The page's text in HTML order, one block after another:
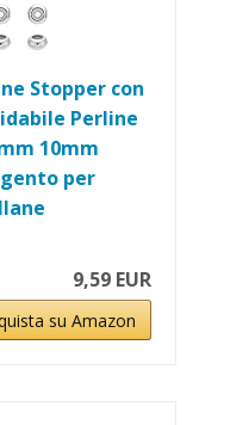
Stopper con
Perline
10mm
per
9,59 EUR
su Amazon